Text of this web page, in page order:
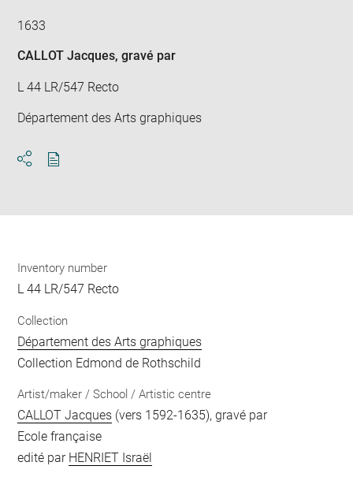
1633
CALLOT Jacques, gravé par
L 44 LR/547 Recto
Département des Arts graphiques
Inventory number
L 44 LR/547 Recto
Collection
Département des Arts graphiques
Collection Edmond de Rothschild
Artist/maker / School / Artistic centre
CALLOT Jacques (vers 1592-1635), gravé par
Ecole française
edité par HENRIET Israël